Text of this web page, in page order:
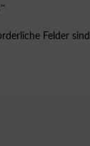
Felder